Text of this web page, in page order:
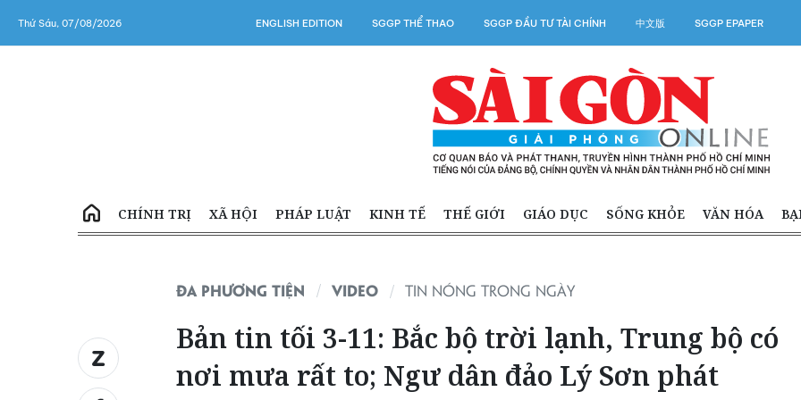
Thứ Sáu, 07/08/2026 ENGLISH EDITION SGGP THỂ THAO SGGP ĐẦU TƯ TÀI CHÍNH 中文版 SGGP EPAPER
CHÍNH TRỊ XÃ HỘI PHÁP LUẬT KINH TẾ THẾ GIỚI GIÁO DỤC SỐNG KHỎE VĂN HÓA
ĐA PHƯƠNG TIỆN VIDEO TIN NÓNG TRONG NGÀY
Bản tin tối 3-11: Bắc bộ trời lạnh, Trung bộ có
nơi mưa rất to; Ngư dân đảo Lý Sơn phát